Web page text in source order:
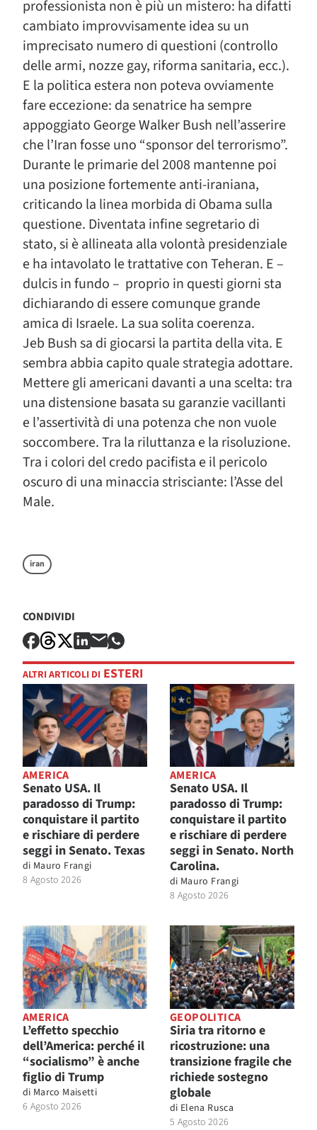
professionista non è più un mistero: ha difatti
cambiato improvvisamente idea su un
imprecisato numero di questioni (controllo
delle armi, nozze gay, riforma sanitaria, ecc.).
E la politica estera non poteva ovviamente
fare eccezione: da senatrice ha sempre
appoggiato George Walker Bush nell’asserire
che l’Iran fosse uno “sponsor del terrorismo”.
Durante le primarie del 2008 mantenne poi
una posizione fortemente anti-iraniana,
criticando la linea morbida di Obama sulla
questione. Diventata infine segretario di
stato, si è allineata alla volontà presidenziale
e ha intavolato le trattative con Teheran. E –
dulcis in fundo – proprio in questi giorni sta
dichiarando di essere comunque grande
amica di Israele. La sua solita coerenza.
Jeb Bush sa di giocarsi la partita della vita. E
sembra abbia capito quale strategia adottare.
Mettere gli americani davanti a una scelta: tra
una distensione basata su garanzie vacillanti
e l’assertività di una potenza che non vuole
soccombere. Tra la riluttanza e la risoluzione.
Tra i colori del credo pacifista e il pericolo
oscuro di una minaccia strisciante: l’Asse del
Male.
iran
CONDIVIDI
ALTRI ARTICOLI DI ESTERI
AMERICA
Senato USA. Il
paradosso di Trump:
conquistare il partito
e rischiare di perdere
seggi in Senato. Texas
di Mauro Frangi
8 Agosto 2026
AMERICA
Senato USA. Il
paradosso di Trump:
conquistare il partito
e rischiare di perdere
seggi in Senato. North
Carolina.
di Mauro Frangi
8 Agosto 2026
AMERICA
L’effetto specchio
dell’America: perché il
“socialismo” è anche
figlio di Trump
di Marco Maisetti
6 Agosto 2026
GEOPOLITICA
Siria tra ritorno e
ricostruzione: una
transizione fragile che
richiede sostegno
globale
di Elena Rusca
5 Agosto 2026